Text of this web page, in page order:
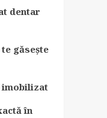
dentar
găsește
imobilizat
în